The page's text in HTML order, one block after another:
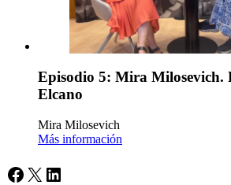
Episodio 5: Mira Milosevich.
Elcano
Mira Milosevich
Más información
Facebook
X LinkedIn